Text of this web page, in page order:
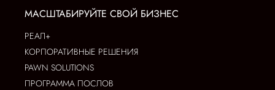
МАСШТАБИРУЙТЕ СВОЙ БИЗНЕС
РЕАЛ+
КОРПОРАТИВНЫЕ РЕШЕНИЯ
PAWN SOLUTIONS
ПРОГРАММА ПОСЛОВ